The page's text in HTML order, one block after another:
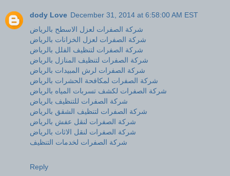
dody Love December 31, 2014 at 6:58:00 AM EST
شركة الصفرات لعزل الاسطح بالرياض
شركة الصفرات لعزل الخزانات بالرياض
شركة الصفرات لتنظيف الفلل بالرياض
شركة الصفرات لتنظيف المنازل بالرياض
شركة الصفرات لرش المبيدات بالرياض
شركة الصفرات لمكافحة الحشرات بالرياض
شركة الصفرات لكشف تسربات المياه بالرياض
شركة الصفرات للتنظيف بالرياض
شركة الصفرات لتنظيف الشقق بالرياض
شركة الصفرات لنقل عفش بالرياض
شركة الصفرات لنقل الاثاث بالرياض
شركة الصفرات لخدمات التنظيف
Reply